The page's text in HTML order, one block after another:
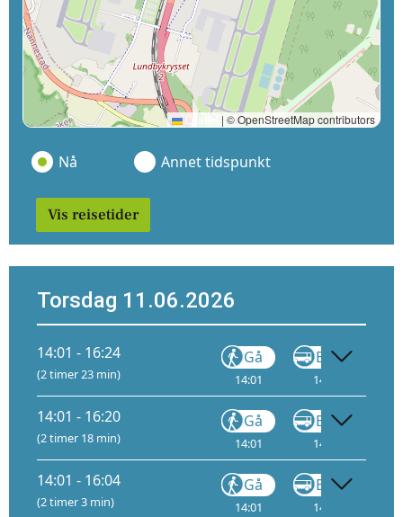
Leaflet | © OpenStreetMap contributors
Nå Annet tidspunkt
Vis reisetider
Torsdag 11.06.2026
14:01 - 16:24
(2 timer 23 min)
Gå
14:01
Buss
14:06
14:01 - 16:20
(2 timer 18 min)
Gå
14:01
Buss
14:06
14:01 - 16:04
(2 timer 3 min)
Gå
14:01
Buss
14:06